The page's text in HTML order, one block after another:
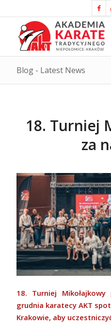
Blog - Latest News
18. Turniej
za
18. Turniej
grudnia karatecy AKT
Krakowie, aby